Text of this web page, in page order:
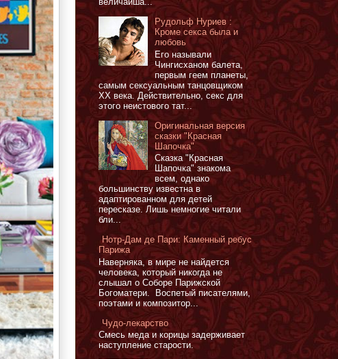
Рудольф Нуриев :
Кроме секса была и
любовь
Его называли
Чингисханом балета,
первым геем планеты,
самым сексуальным танцовщиком
XX века. Действительно, секс для
этого неистового тат...
Оригинальная версия
сказки "Красная
Шапочка"
Сказка "Красная
Шапочка" знакома
всем, однако
большинству известна в
адаптированном для детей
пересказе. Лишь немногие читали
бли...
Нотр-Дам де Пари: Каменный ребус
Парижа
Наверняка, в мире не найдется
человека, который никогда не
слышал о Соборе Парижской
Богоматери. Воспетый писателями,
поэтами и композитор...
Чудо-лекарство
Смесь меда и корицы задерживает
наступление старости.